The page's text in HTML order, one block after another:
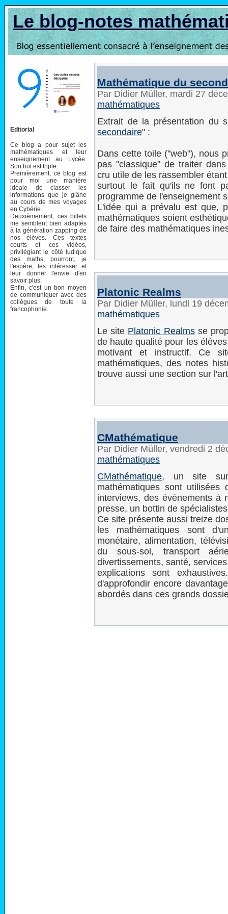
Le blog-notes
Editorial
Ce blog a pour sujet les
mathématiques et leur
enseignement au Lycée.
Son but est triple.
Premièrement, ce blog est
pour moi une manière
idéale de classer les
informations que je glâne
au cours de mes voyages
en Cybérie.
Deuxièmement, ces billets
me semblent bien adaptés
à la génération zapping de
nos élèves. Ces textes
courts et ces vidéos,
privilégiant le côté ludique
des maths, pourront, je
l'espère, les intéresser et
leur donner l'envie d'en
savoir plus.
Enfin, c'est un bon moyen
de communiquer avec des
collègues de toute la
francophonie.
Mathématique du
Par Didier Müller, mardi 27
mathématiques
Extrait de la présentation du
secondaire" :
Dans cette toile ("web"), nous
pas "classique" de traiter
cru utile de les rassembler
surtout le fait qu'ils ne font
programme de l'enseignement
L'idée qui a prévalu est que,
mathématiques soient
de faire des mathématiques
Platonic Realms
Par Didier Müller, lundi 19
mathématiques
Le site Platonic Realmsse
de haute qualité pour les
motivant et instructif. Ce
mathématiques, des notes
trouve aussi une section sur
CMathématique
Par Didier Müller, vendredi 2
mathématiques
CMathématique, un site sur
mathématiques sont
interviews, des événements à
presse, un bottin de
Ce site présente aussi treize
les mathématiques sont
monétaire, alimentation,
du sous-sol, transport
divertissements, santé,
explications sont
d'approfondir encore
abordés dans ces grands